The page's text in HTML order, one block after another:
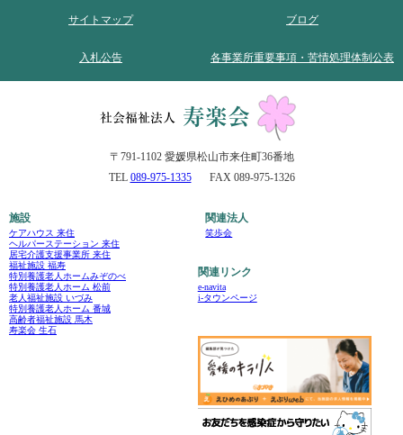
サイトマップ ブログ
入札公告 各事業所重要事項・苦情処理体制公表
〒791-1102 愛媛県松山市来住町36番地
TEL 089-975-1335 FAX 089-975-1326
施設
ケアハウス 来住
ヘルパーステーション 来住
居宅介護支援事業所 来住
福祉施設 福寿
特別養護老人ホームみぞのべ
特別養護老人ホーム 松前
老人福祉施設 いづみ
特別養護老人ホーム 番城
高齢者福祉施設 馬木
寿楽会 生石
関連法人
笑歩会
関連リンク
e-navita
i-タウンページ